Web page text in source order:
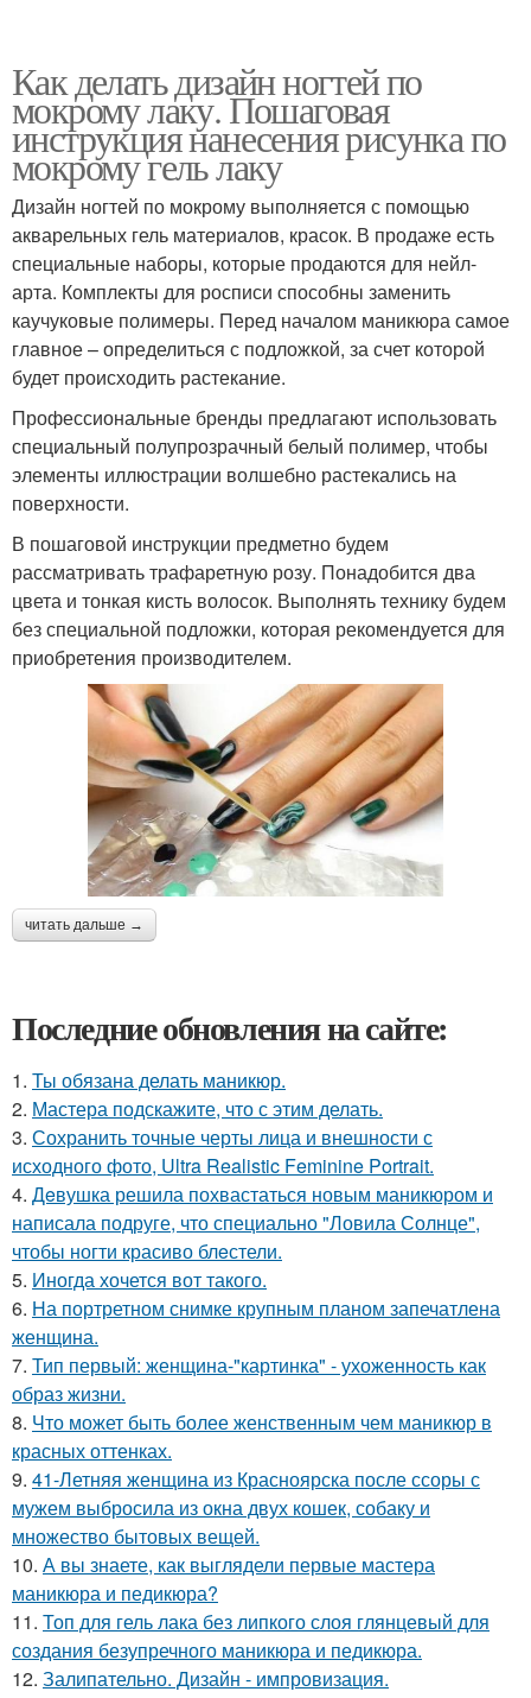
Как делать дизайн ногтей по
мокрому лаку. Пошаговая
инструкция нанесения рисунка по
мокрому гель лаку
Дизайн ногтей по мокрому выполняется с помощью
акварельных гель материалов, красок. В продаже есть
специальные наборы, которые продаются для нейл-
арта. Комплекты для росписи способны заменить
каучуковые полимеры. Перед началом маникюра самое
главное – определиться с подложкой, за счет которой
будет происходить растекание.
Профессиональные бренды предлагают использовать
специальный полупрозрачный белый полимер, чтобы
элементы иллюстрации волшебно растекались на
поверхности.
В пошаговой инструкции предметно будем
рассматривать трафаретную розу. Понадобится два
цвета и тонкая кисть волосок. Выполнять технику будем
без специальной подложки, которая рекомендуется для
приобретения производителем.
читать дальше →
Последние обновления на сайте:
1. Ты обязана делать маникюр.
2. Мастера подскажите, что с этим делать.
3. Сохранить точные черты лица и внешности с
исходного фото, Ultra Realistic Feminine Portrait.
4. Дeвушка решила похвастаться новым маникюром и
написала подруге, что специально "Ловила Солнце",
чтобы ногти красиво блeстели.
5. Иногда хочется вот такого.
6. На портретном снимке крупным планом запечатлена
женщина.
7. Тип первый: женщина-"картинка" - ухоженность как
образ жизни.
8. Что может быть более женственным чем маникюр в
красных оттенках.
9. 41-Летняя женщина из Красноярска после ссоры с
мужем выбросила из окна двух кошек, собаку и
множество бытовых вещей.
10. А вы знаете, как выглядели первые мастера
маникюра и педикюра?
11. Топ для гель лака без липкого слоя глянцевый для
создания безупречного маникюра и педикюра.
12. Залипательно. Дизайн - импровизация.